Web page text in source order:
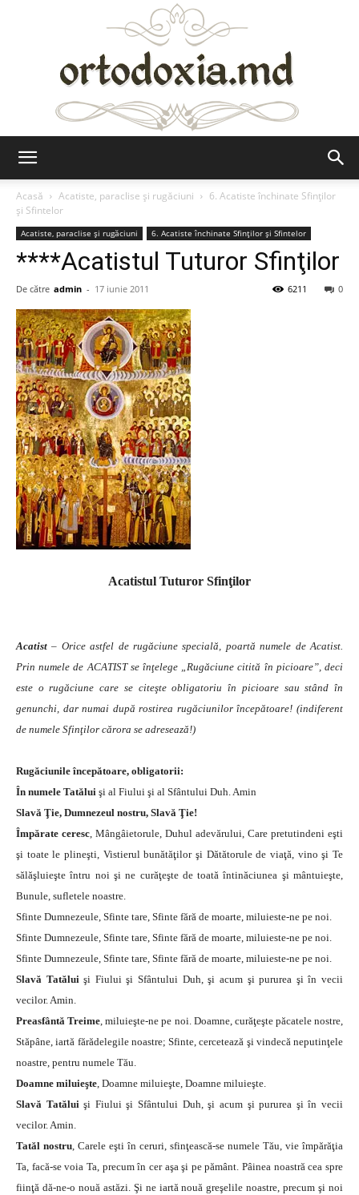
Acasă
Acatiste, paraclise și rugăciuni
6. Acatiste închinate Sfinților
și Sfintelor
Acatiste, paraclise și rugăciuni 6. Acatiste închinate Sfinților și Sfintelor
****Acatistul Tuturor Sfinţilor
De către admin - 17 iunie 2011 0
6211
Acatistul Tuturor Sfinţilor
Acatist – Orice astfel de rugăciune specială, poartă numele de Acatist.
Prin numele de ACATIST se înţelege „Rugăciune citită în picioare”, deci
este o rugăciune care se citeşte obligatoriu în picioare sau stând în
genunchi, dar numai după rostirea rugăciunilor începătoare! (indiferent
de numele Sfinţilor cărora se adresează!)
Rugăciunile începătoare, obligatorii:
În numele Tatălui şi al Fiului şi al Sfântului Duh. Amin
Slavă Ţie, Dumnezeul nostru, Slavă Ţie!
Împărate ceresc, Mângâietorule, Duhul adevărului, Care pretutindeni eşti
şi toate le plineşti, Vistierul bunătăţilor şi Dătătorule de viaţă, vino şi Te
sălăşluieşte întru noi şi ne curăţeşte de toată întinăciunea şi mântuieşte,
Bunule, sufletele noastre.
Sfinte Dumnezeule, Sfinte tare, Sfinte fără de moarte, miluieste-ne pe noi.
Sfinte Dumnezeule, Sfinte tare, Sfinte fără de moarte, miluieste-ne pe noi.
Sfinte Dumnezeule, Sfinte tare, Sfinte fără de moarte, miluieste-ne pe noi.
Slavă Tatăluişi Fiului şi Sfântului Duh, şi acum şi pururea şi în vecii
vecilor. Amin.
Preasfântă Treime, miluieşte-ne pe noi. Doamne, curăţeşte păcatele nostre,
Stăpâne, iartă fărădelegile noastre; Sfinte, cercetează şi vindecă neputinţele
noastre, pentru numele Tău.
Doamne miluieşte, Doamne miluieşte, Doamne miluieşte.
Slavă Tatăluişi Fiului şi Sfântului Duh, şi acum şi pururea şi în vecii
vecilor. Amin.
Tatăl nostru, Carele eşti în ceruri, sfinţească-se numele Tău, vie împărăţia
Ta, facă-se voia Ta, precum în cer aşa şi pe pământ. Pâinea noastră cea spre
fiinţă dă-ne-o nouă astăzi. Şi ne iartă nouă greşelile noastre, precum şi noi